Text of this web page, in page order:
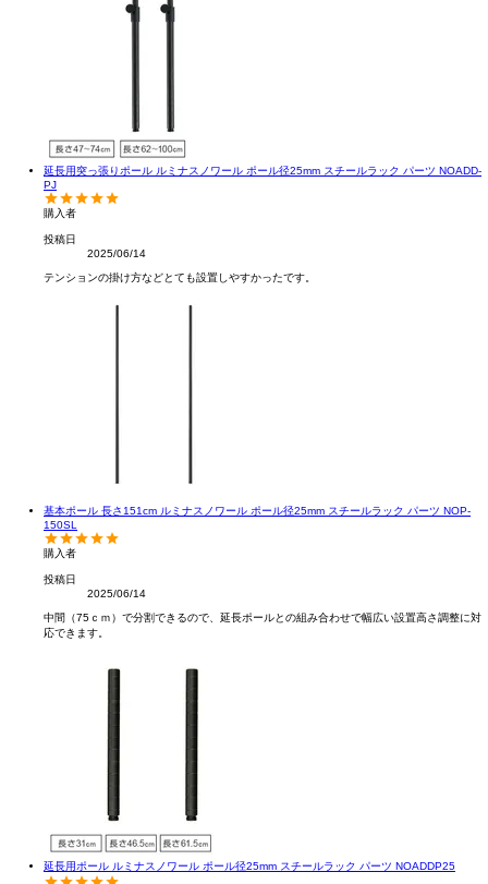
延長用突っ張りポール ルミナスノワール ポール径25mm スチールラック パーツ NOADD-
PJ
購入者
投稿日
2025/06/14
テンションの掛け方などとても設置しやすかったです。
基本ポール 長さ151cm ルミナスノワール ポール径25mm スチールラック パーツ NOP-
150SL
購入者
投稿日
2025/06/14
中間（75ｃｍ）で分割できるので、延長ポールとの組み合わせで幅広い設置高さ調整に対
応できます。
延長用ポール ルミナスノワール ポール径25mm スチールラック パーツ NOADDP25